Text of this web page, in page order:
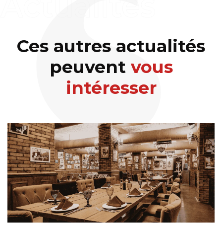
Ces autres actualités
peuvent vous
intéresser